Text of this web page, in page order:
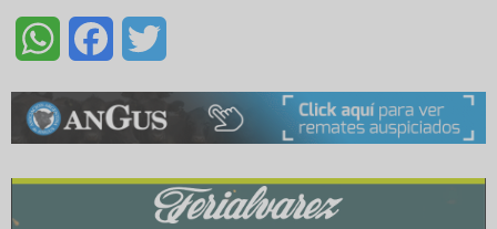
WhatsAppFacebook